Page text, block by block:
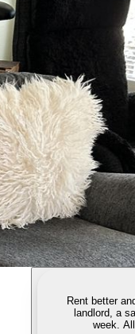
Rent better
landlord, a
week.